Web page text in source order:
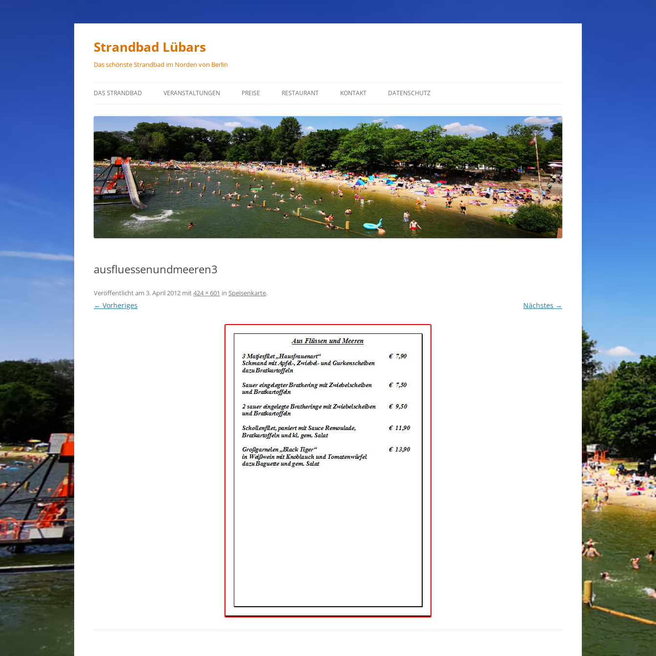
Zum
Strandbad Lübars
Das schönste Strandbad im Norden von Berlin
DAS STRANDBAD
ANFAHRT
HAUSORDNUNG
VERMIETUNG
PRESSEFOTOS
JOB-ANGEBOTE
VERANSTALTUNGEN PREISE RESTAURANT
ÖFFNUNGSZEITEN
PARTYSERVICE
RÄUMLICHKEITEN
KONTAKT DATENSCHUTZ
ausfluessenundmeeren3
Veröffentlicht am 3. April 2012 mit424 × 601 in Speisenkarte.
← Vorheriges Nächstes →